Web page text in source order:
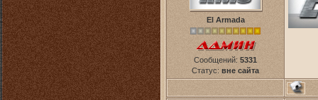
El Armada
Сообщений: 5331
Статус: вне сайта